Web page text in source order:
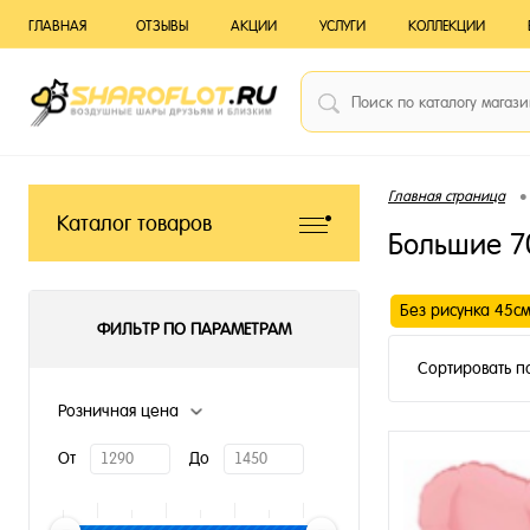
ГЛАВНАЯ ОТЗЫВЫ АКЦИИ УСЛУГИ КОЛЛЕКЦИИ
Каталог товаров
ФИЛЬТР ПО ПАРАМЕТРАМ
Розничная цена
От До
Главная страница •
Большие
Без рисунка 45см
Сортировать